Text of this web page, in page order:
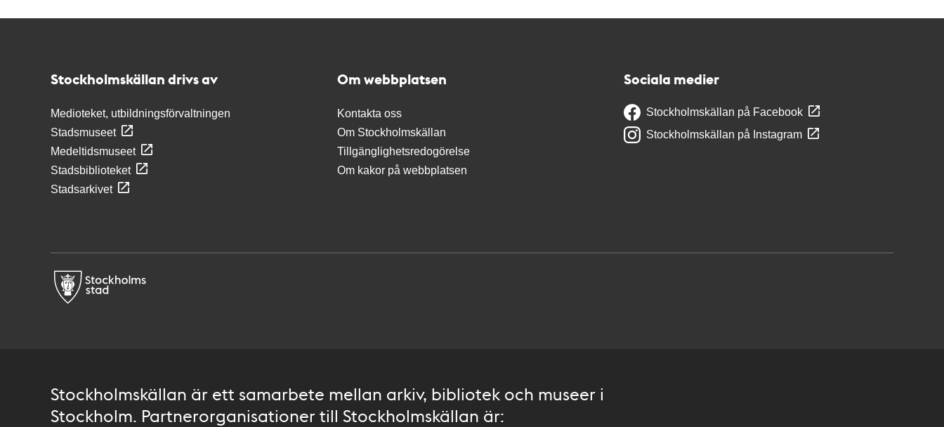
Stockholmskällan drivs av
Medioteket, utbildningsförvaltningen
Stadsmuseet
Medeltidsmuseet
Stadsbiblioteket
Stadsarkivet
Om webbplatsen
Kontakta oss
Om Stockholmskällan
Tillgänglighetsredogörelse
Om kakor på webbplatsen
Sociala medier
Stockholmskällan på Facebook
Stockholmskällan på Instagram
Stockholmskällan är ett samarbete mellan arkiv, bibliotek och museer i
Stockholm. Partnerorganisationer till Stockholmskällan är: